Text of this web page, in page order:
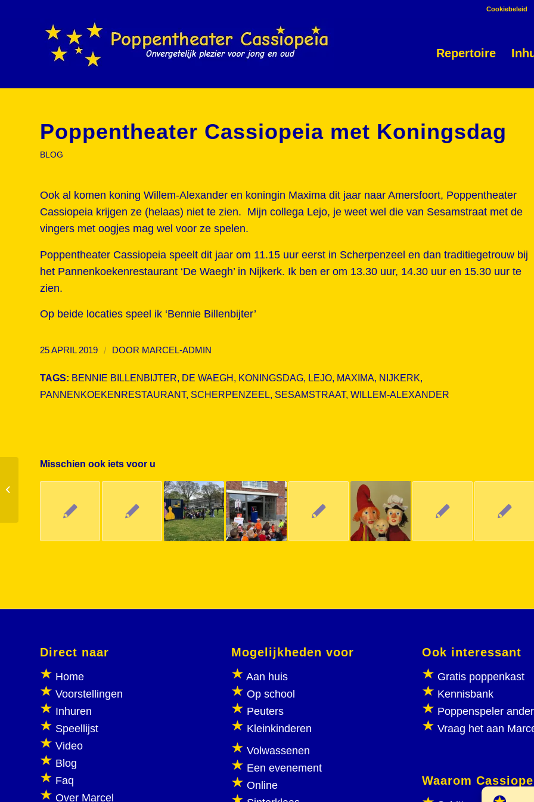
Cookiebeleid
Repertoire
Poppentheater Cassiopeia met Koningsdag
BLOG
Ook al komen koning Willem-Alexander en koningin Maxima dit jaar naar Amersfoort, Poppentheater
Cassiopeia krijgen ze (helaas) niet te zien. Mijn collega Lejo, je weet wel die van Sesamstraat met de
vingers met oogjes mag wel voor ze spelen.
Poppentheater Cassiopeia speelt dit jaar om 11.15 uur eerst in Scherpenzeel en dan traditiegetrouw bij
het Pannenkoekenrestaurant ‘De Waegh’ in Nijkerk. Ik ben er om 13.30 uur, 14.30 uur en 15.30 uur te
zien.
Op beide locaties speel ik ‘Bennie Billenbijter’
25 APRIL 2019 / DOOR MARCEL-ADMIN
TAGS: BENNIE BILLENBIJTER, DE WAEGH, KONINGSDAG, LEJO, MAXIMA, NIJKERK,
PANNENKOEKENRESTAURANT, SCHERPENZEEL, SESAMSTRAAT, WILLEM-ALEXANDER
Misschien ook iets voor u
Direct naar
Home
Voorstellingen
Inhuren
Speellijst
Video
Blog
Faq
Over Marcel
Mogelijkheden voor
Aan huis
Op school
Peuters
Kleinkinderen
Volwassenen
Een evenement
Online
Ook interessant
Gratis poppenkast
Kennisbank
Poppenspeler
Vraag het aan
Waarom